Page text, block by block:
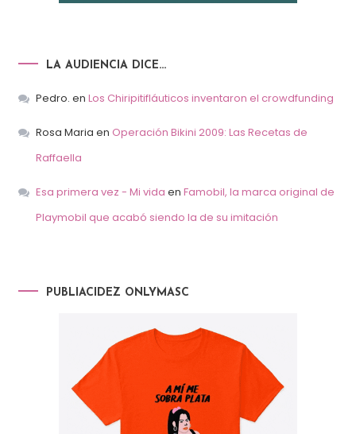
LA AUDIENCIA DICE…
Pedro. en Los Chiripitifláuticos inventaron el crowdfunding
Rosa Maria en Operación Bikini 2009: Las Recetas de
Raffaella
Esa primera vez - Mi vida en Famobil, la marca original de
Playmobil que acabó siendo la de su imitación
PUBLIACIDEZ ONLYMASC